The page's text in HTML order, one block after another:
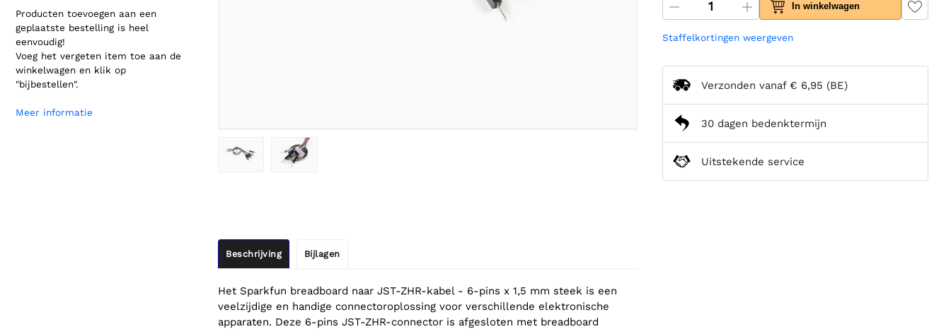
Producten toevoegen aan een
geplaatste bestelling is heel
eenvoudig!
Voeg het vergeten item toe aan de
winkelwagen en klik op
"bijbestellen".
Meer informatie
Beschrijving Bijlagen
Het Sparkfun breadboard naar JST-ZHR-kabel - 6-pins x 1,5 mm steek is een
veelzijdige en handige connectoroplossing voor verschillende elektronische
apparaten. Deze 6-pins JST-ZHR-connector is afgesloten met breadboard
In winkelwagen
Staffelkortingen weergeven
Verzonden vanaf € 6,95 (BE)
30 dagen bedenktermijn
Uitstekende service